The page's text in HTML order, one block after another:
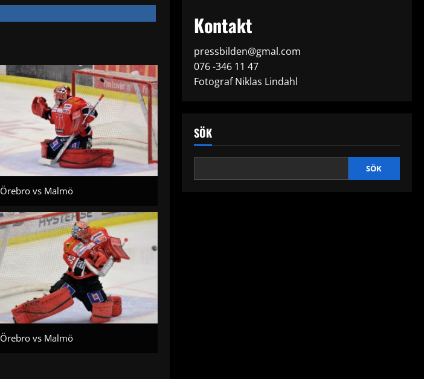
Örebro vs Malmö
Örebro vs Malmö
Kontakt
pressbilden@gmal.com
076 -346 11 47
Fotograf Niklas Lindahl
SÖK
SÖK